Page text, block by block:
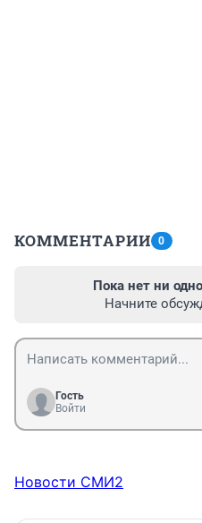
КОММЕНТАРИИ 0
Пока нет ни
Начните
Гость
Войти
Новости СМИ2